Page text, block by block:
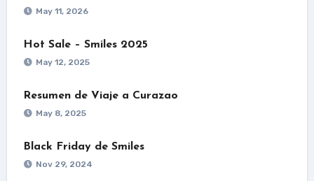
May 11, 2026
Hot Sale – Smiles 2025
May 12, 2025
Resumen de Viaje a Curazao
May 8, 2025
Black Friday de Smiles
Nov 29, 2024